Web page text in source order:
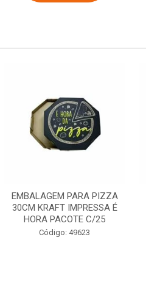
EMBALAGEM PARA PIZZA
30CM KRAFT IMPRESSA É
HORA PACOTE C/25
Código: 49623